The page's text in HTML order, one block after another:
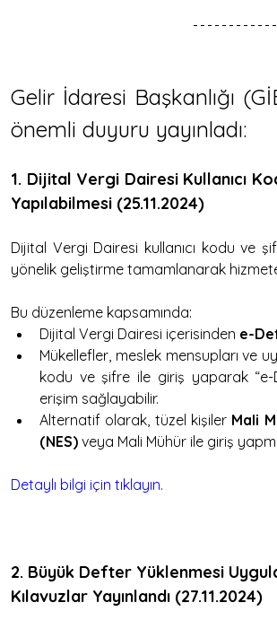
Gelir İdaresi Başkanlığı
önemli duyuru yayınladı:
1. Dijital Vergi Dairesi Kullanıcı
Yapılabilmesi (25.11.2024)
Dijital Vergi Dairesi kullanıcı kodu ve
yönelik geliştirme tamamlanarak
Bu düzenleme kapsamında:
Dijital Vergi Dairesi içerisinden e-
Mükellefler, meslek mensupları ve
kodu ve şifre ile giriş yaparak “e-
erişim sağlayabilir.
Alternatif olarak, tüzel kişiler Mali
(NES) veya Mali Mühür ile giriş
Detaylı bilgi için tıklayın.
2. Büyük Defter Yüklenmesi
Kılavuzlar Yayınlandı (27.11.2024)